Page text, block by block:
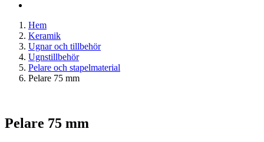
Hem
Keramik
Ugnar och tillbehör
Ugnstillbehör
Pelare och stapelmaterial
Pelare 75 mm
Pelare 75 mm